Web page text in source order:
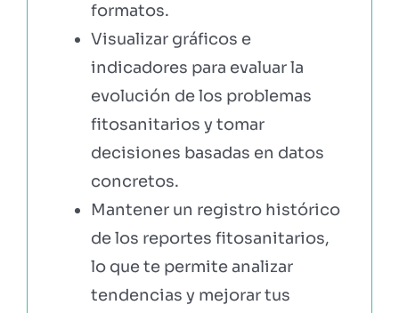
formatos.
Visualizar gráficos e
indicadores para evaluar la
evolución de los problemas
fitosanitarios y tomar
decisiones basadas en datos
concretos.
Mantener un registro histórico
de los reportes fitosanitarios,
lo que te permite analizar
tendencias y mejorar tus